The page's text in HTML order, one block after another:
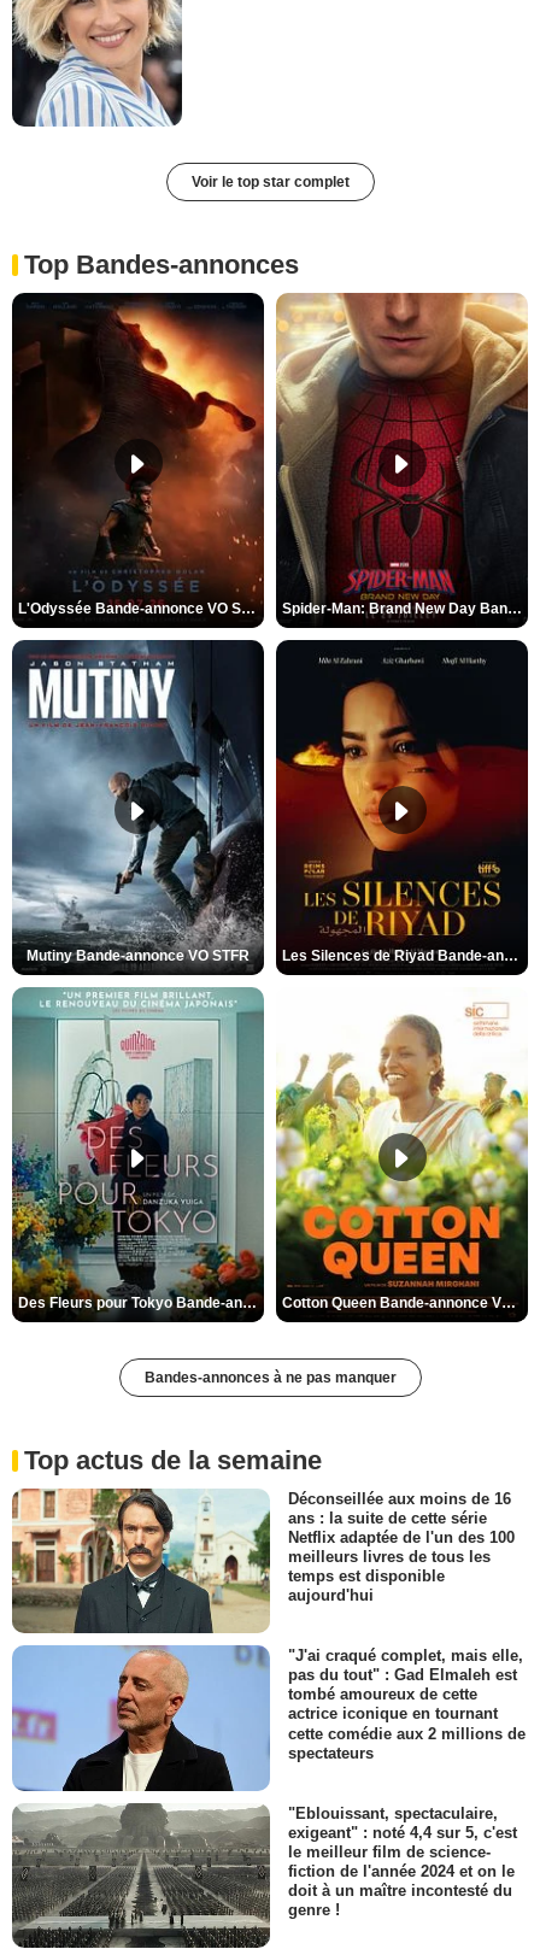
Voir le top star complet
Top Bandes-annonces
L'Odyssée Bande-annonce VO STFR Spider-Man: Brand New Day Bande-annonce VO STFR
Mutiny Bande-annonce VO STFR Les Silences de Riyad Bande-annonce VO STFR
Des Fleurs pour Tokyo Bande-annonce VO STFR Cotton Queen Bande-annonce VO STFR
Bandes-annonces à ne pas manquer
Top actus de la semaine
Déconseillée aux moins de 16
ans : la suite de cette série
Netflix adaptée de l'un des 100
meilleurs livres de tous les
temps est disponible
aujourd'hui
"J'ai craqué complet, mais elle,
pas du tout" : Gad Elmaleh est
tombé amoureux de cette
actrice iconique en tournant
cette comédie aux 2 millions de
spectateurs
"Eblouissant, spectaculaire,
exigeant" : noté 4,4 sur 5, c'est
le meilleur film de science-
fiction de l'année 2024 et on le
doit à un maître incontesté du
genre !